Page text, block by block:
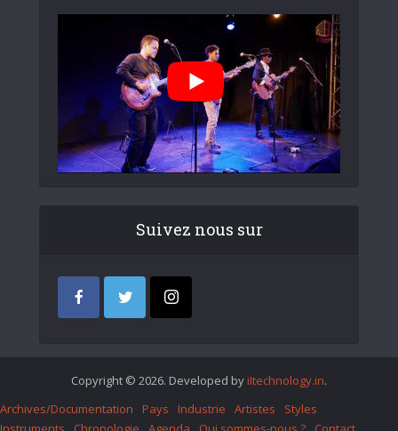
Suivez nous sur
Copyright © 2026. Developed by iItechnology.in.
Archives/Documentation
Pays Industrie Artistes
Styles